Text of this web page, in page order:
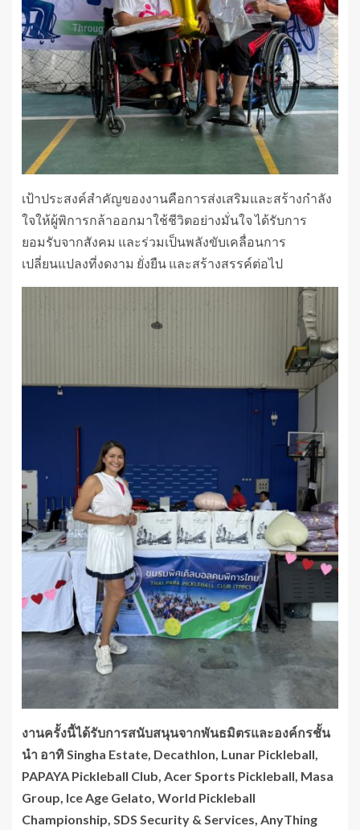
เป้าประสงค์สำคัญของงานคือการส่งเสริมและสร้างกำลัง
ใจให้ผู้พิการกล้าออกมาใช้ชีวิตอย่างมั่นใจ ได้รับการ
ยอมรับจากสังคม และร่วมเป็นพลังขับเคลื่อนการ
เปลี่ยนแปลงที่งดงาม ยั่งยืน และสร้างสรรค์ต่อไป
งานครั้งนี้ได้รับการสนับสนุนจากพันธมิตรและองค์กรชั้น
นำ อาทิ Singha Estate, Decathlon, Lunar Pickleball,
PAPAYA Pickleball Club, Acer Sports Pickleball, Masa
Group, Ice Age Gelato, World Pickleball
Championship, SDS Security & Services, AnyThing